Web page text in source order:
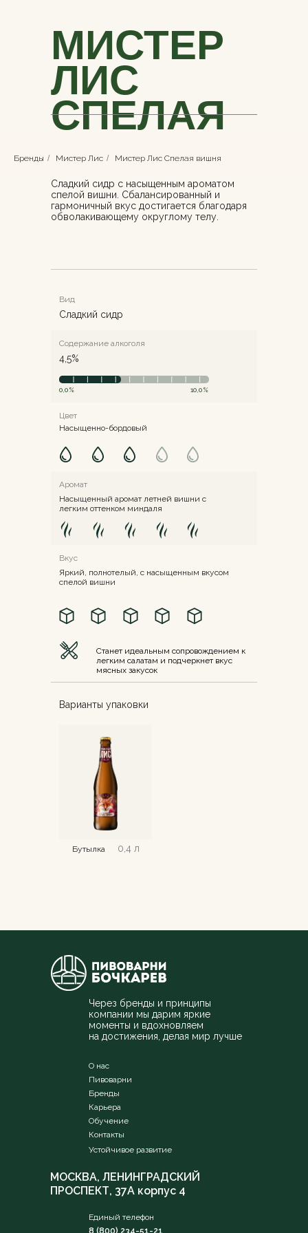
МИСТЕР
ЛИС
СПЕЛАЯ
ВИШНЯ
Бренды / Мистер Лис / Мистер Лис Спелая вишня
Аромат
Насыщенный аромат летней вишни с
легким оттенком миндаля
Сладкий сидр с насыщенным ароматом
спелой вишни. Сбалансированный и
гармоничный вкус достигается благодаря
обволакивающему округлому телу.
Варианты упаковки
Вид
Cладкий сидр
Содержание алкоголя
4,5%
0,0% 10,0%
Станет идеальным сопровождением к
легким салатам и подчеркнет вкус
мясных закусок
Цвет
Насыщенно-бордовый
Вкус
Яркий, полнотелый, с насыщенным вкусом
спелой вишни
Бутылка 0,4 л
Через бренды и принципы
компании мы дарим яркие
моменты и вдохновляем
на достижения, делая мир лучше
Устойчивое развитие
Бренды
Пивоварни
О нас
Единый телефон
8 (800) 234-51-21
Обучение
Карьера
Контакты
МОСКВА, ЛЕНИНГРАДСКИЙ
ПРОСПЕКТ, 37А корпус 4